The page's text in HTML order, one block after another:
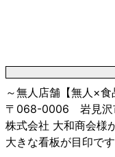
～無人店舗【無人×食
〒068-0006 岩見沢
株式会社 大和商会様
大きな看板が目印です